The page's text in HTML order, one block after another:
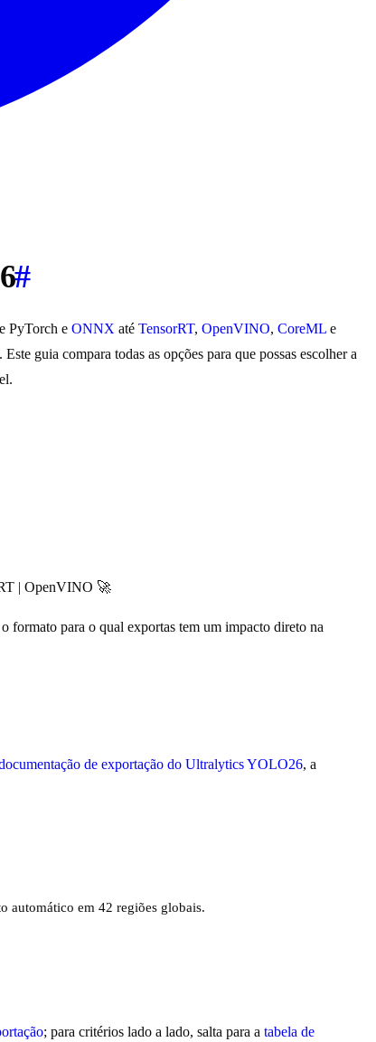
#
PyTorch e ONNX até TensorRT, OpenVINO, CoreML e
guia compara todas as opções para que possas escolher a
| OpenVINO 🚀
formato para o qual exportas tem um impacto direto na
de exportação do Ultralytics YOLO26, a
automático em 42 regiões globais.
; para critérios lado a lado, salta para a tabela de